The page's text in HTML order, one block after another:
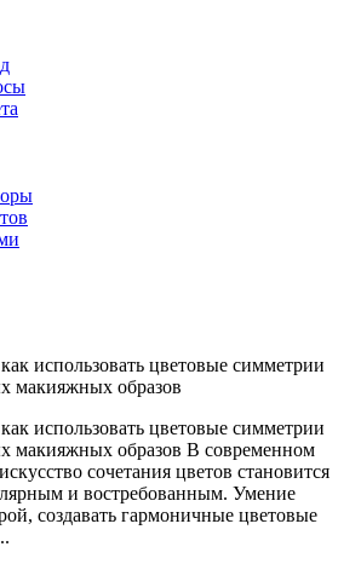
использовать цветовые симметрии
макияжных образов
использовать цветовые симметрии
макияжных образов В современном
сочетания цветов становится
и востребованным. Умение
создавать гармоничные цветовые